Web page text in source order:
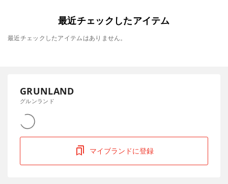
最近チェックしたアイテム
最近チェックしたアイテムはありません。
GRUNLAND
グルンランド
マイブランドに登録